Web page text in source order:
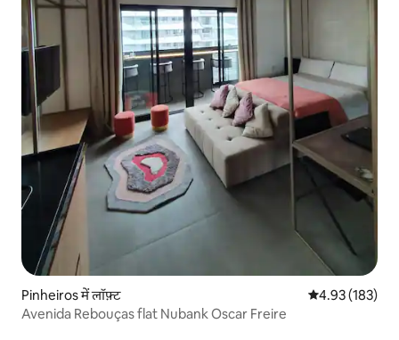
Pinheiros में लॉफ़्ट औसत रेटिंग 5 में से
4.93 (183)
Avenida Rebouças flat Nubank Oscar Freire